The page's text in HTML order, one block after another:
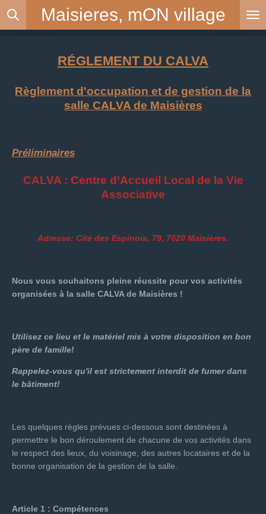
Passer
Maisieres, mON village
RÉGLEMENT DU CALVA
Règlement d'occupation et de gestion de la
salle CALVA de Maisières
Préliminaires
CALVA : Centre d’Accueil Local de la Vie
Associative
Adresse: Cité des Espinois, 79, 7020 Maisières.
Nous vous souhaitons pleine réussite pour vos activités
organisées à la salle CALVA de Maisières !
Utilisez ce lieu et le matériel mis à votre disposition en bon
père de famille!
Rappelez-vous qu'il est strictement interdit de fumer dans
le bâtiment!
Les quelques règles prévues ci-dessous sont destinées à
permettre le bon déroulement de chacune de vos activités dans
le respect des lieux, du voisinage, des autres locataires et de la
bonne organisation de la gestion de la salle.
Article 1 : Compétences